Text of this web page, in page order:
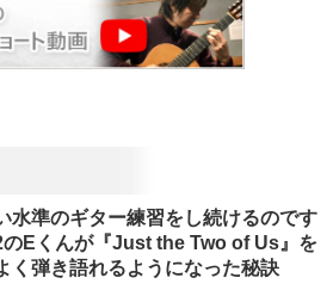
水準のギター練習をし続けるのです
のEくんが『Just the Two of Us』を
く弾き語れるようになった秘訣